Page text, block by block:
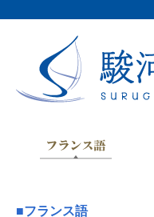
■フランス語